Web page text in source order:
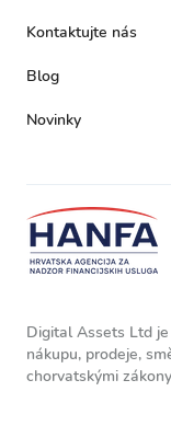
Kontaktujte nás
Blog
Novinky
Digital Assets Ltd
nákupu, prodeje,
chorvatskými